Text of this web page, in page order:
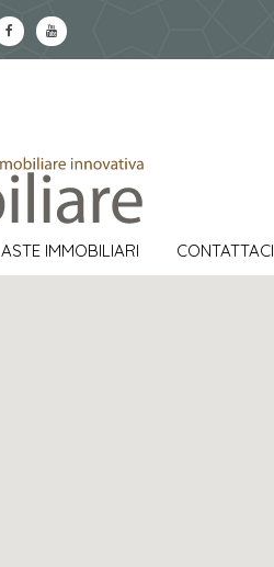
ASTE IMMOBILIARI CONTATTACI